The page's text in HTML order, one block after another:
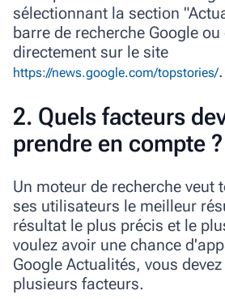
sélectionnant la section
barre de recherche Google
directement sur le site
https://news.google.com/topstories/.
2. Quels facteurs
prendre en compte ?
Un moteur de recherche veut
ses utilisateurs le meilleur
résultat le plus précis et le
voulez avoir une chance
Google Actualités, vous
plusieurs facteurs.